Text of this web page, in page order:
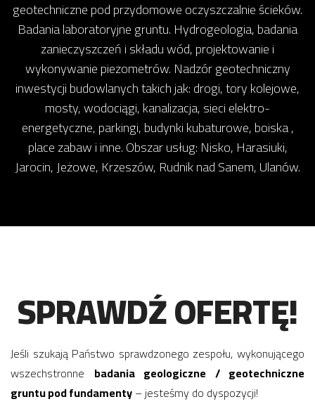
geotechniczne pod przydomowe oczyszczalnie ścieków.
Badania laboratoryjne gruntu. Hydrogeologia, badania
zanieczyszczeń i składu wód, projektowanie i
wykonywanie piezometrów. Nadzór geotechniczny
inwestycji budowlanych takich jak: drogi, tory kolejowe,
mosty, wodociągi, kanalizacja, sieci elektro-
energetyczne, parkingi, budynki kubaturowe, boiska ,
place zabaw i inne. Obszar usług: Nisko, Harasiuki,
Jarocin, Jeżowe, Krzeszów, Rudnik nad Sanem, Ulanów.
SPRAWDŹ OFERTĘ!
Jeśli szukają Państwo sprawdzonego zespołu, wykonującego
wszechstronne badania geologiczne / geotechniczne
gruntu pod fundamenty– jesteśmy do dyspozycji!